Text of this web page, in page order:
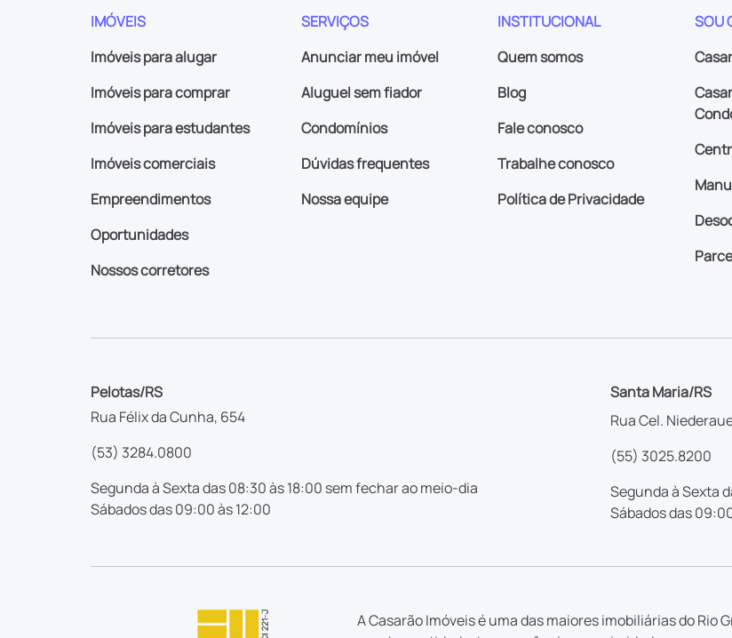
IMÓVEIS
Imóveis para alugar
Imóveis para comprar
Imóveis para estudantes
Imóveis comerciais
Empreendimentos
Oportunidades
Nossos corretores
SERVIÇOS
Anunciar meu imóvel
Aluguel sem fiador
Condomínios
Dúvidas frequentes
Nossa equipe
INSTITUCIONAL
Quem somos
Blog
Fale conosco
Trabalhe conosco
Política de Privacidade
SOU
Pelotas/RS
Rua Félix da Cunha, 654
(53) 3284.0800
Segunda à Sexta das 08:30 às 18:00 sem fechar ao meio-dia
Sábados das 09:00 às 12:00
Santa Maria/RS
Rua Cel.
(55) 3025.8200
Segunda à Sexta
Sábados das
A Casarão Imóveis é uma das maiores imobiliárias do Rio